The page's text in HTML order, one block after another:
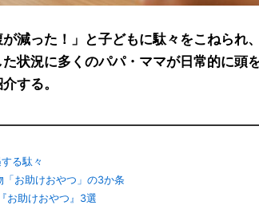
減った！」と子どもに駄々をこねられ
状況に多くのパパ・ママが日常的に頭
する。
る駄々
「お助けおやつ」の3か条
お助けおやつ』3選